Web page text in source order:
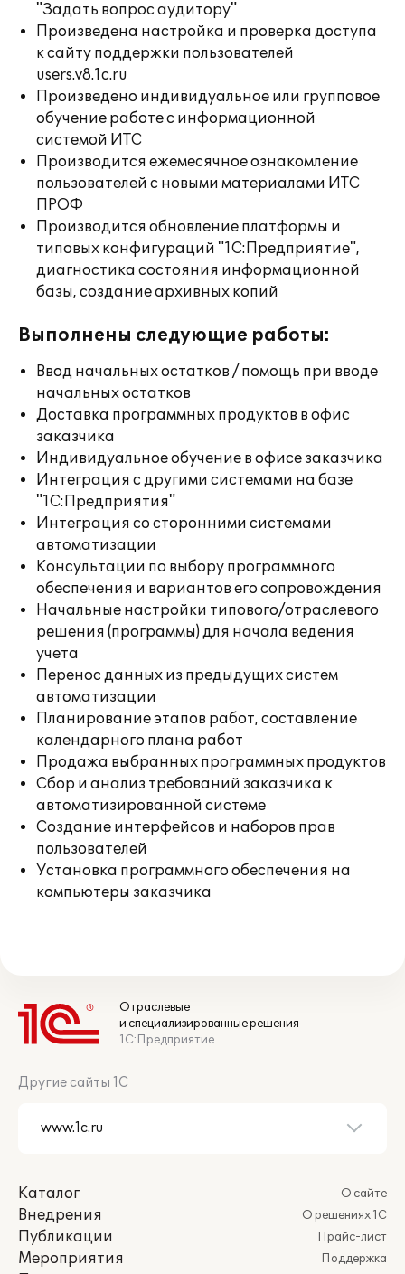
"Задать вопрос аудитору"
Произведена настройка и проверка доступа
к сайту поддержки пользователей
users.v8.1c.ru
Произведено индивидуальное или групповое
обучение работе с информационной
системой ИТС
Производится ежемесячное ознакомление
пользователей с новыми материалами ИТС
ПРОФ
Производится обновление платформы и
типовых конфигураций "1С:Предприятие",
диагностика состояния информационной
базы, создание архивных копий
Выполнены следующие работы:
Ввод начальных остатков / помощь при вводе
начальных остатков
Доставка программных продуктов в офис
заказчика
Индивидуальное обучение в офисе заказчика
Интеграция с другими системами на базе
"1С:Предприятия"
Интеграция со сторонними системами
автоматизации
Консультации по выбору программного
обеспечения и вариантов его сопровождения
Начальные настройки типового/отраслевого
решения (программы) для начала ведения
учета
Перенос данных из предыдущих систем
автоматизации
Планирование этапов работ, составление
календарного плана работ
Продажа выбранных программных продуктов
Сбор и анализ требований заказчика к
автоматизированной системе
Создание интерфейсов и наборов прав
пользователей
Установка программного обеспечения на
компьютеры заказчика
Отраслевые
и специализированные решения
1С:Предприятие
Другие сайты 1С
Каталог
Внедрения
Публикации
Мероприятия
О сайте
О решениях 1С
Прайс-лист
Поддержка